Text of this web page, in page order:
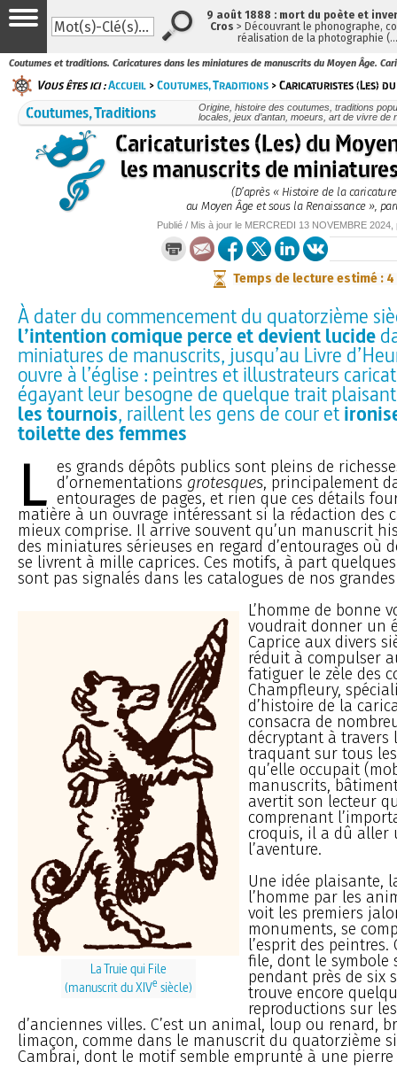
Coutumes et traditions. Caricatures dans les miniatures de manuscrits du Moyen Âge.
Vous êtes ici :Accueil >Coutumes, Traditions > Caricaturistes (Les)
Coutumes, Traditions
Origine, histoire des coutumes, traditions
locales, jeux d’antan, moeurs, art de vivre de
Caricaturistes (Les) du
les manuscrits de
(D’après « Histoire de la caricature
au Moyen Âge et sous la Renaissance »,
Publié / Mis à jour le MERCREDI 13 NOVEMBRE 2024
Temps de lecture estimé : 4
À dater du commencement du quatorzième
l’intention comique perce et devient lucide
miniatures de manuscrits, jusqu’au Livre
ouvre à l’église : peintres et illustrateurs
égayant leur besogne de quelque trait
les tournois, raillent les gens de cour et
toilette des femmes
L es grands dépôts publics sont pleins de
d’ornementations grotesques, principalement
entourages de pages, et rien que ces détails
matière à un ouvrage intéressant si la rédaction des
mieux comprise. Il arrive souvent qu’un manuscrit
des miniatures sérieuses en regard d’entourages où
se livrent à mille caprices. Ces motifs, à part
sont pas signalés dans les catalogues de nos
La Truie qui File
(manuscrit du XIVe siècle)
L’homme de bonne
voudrait donner un
Caprice aux divers
réduit à compulser
fatiguer le zèle des
Champfleury,
d’histoire de la
consacra de
décryptant à travers
traquant sur tous
qu’elle occupait
manuscrits,
avertit son lecteur
comprenant
croquis, il a dû aller
l’aventure.
Une idée plaisante,
l’homme par les
voit les premiers
monuments, se
l’esprit des peintres.
file, dont le symbole
pendant près de six
trouve encore
reproductions sur
d’anciennes villes. C’est un animal, loup ou renard,
limaçon, comme dans le manuscrit du quatorzième
Cambrai, dont le motif semble emprunté à une
9 août 1888 : mort du poète et
Cros > Découvrant le phonographe,
réalisation de la photographie